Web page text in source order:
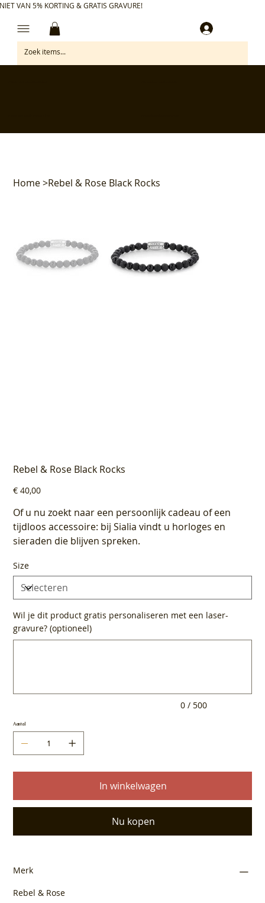
VAN 5% KORTING & GRATIS GRAVURE!
Home>Rebel & Rose Black Rocks
Rebel & Rose Black Rocks
Prijs
€ 40,00
Of u nu zoekt naar een persoonlijk cadeau of een
tijdloos accessoire: bij Sialia vindt u horloges en
sieraden die blijven spreken.
Size
Wil je dit product gratis personaliseren met een laser-
gravure? (optioneel)
0 / 500
Aantal
In winkelwagen
Nu kopen
Merk
Rebel & Rose